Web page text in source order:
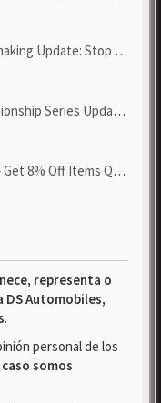
Stop Failed - Grab Bluep...
Update! Get Cheap & ...
Items Quickly to Test ...
representa o
DS Automobiles,
.
personal de los
somos